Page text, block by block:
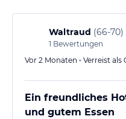
Waltraud (66-70)
1 Bewertungen
Vor 2 Monaten • Verreist
Ein freundliches
und gutem Essen